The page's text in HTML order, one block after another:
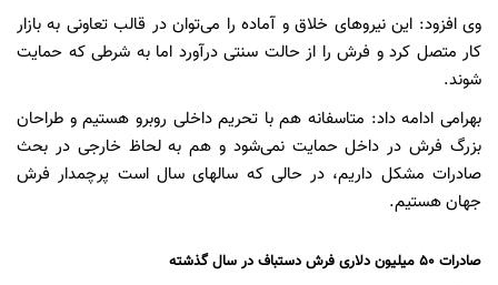
وی افزود: این نیروهای خلاق و آماده را می‌توان در قالب تعاونی به بازار
کار متصل کرد و فرش را از حالت سنتی درآورد اما به شرطی که حمایت
شوند.
بهرامی ادامه داد: متاسفانه هم با تحریم داخلی روبرو هستیم و طراحان
بزرگ فرش در داخل حمایت نمی‌شود و هم به لحاظ خارجی در بحث
صادرات مشکل داریم، در حالی که سالهای سال است پرچمدار فرش
جهان هستیم.
صادرات ۵۰ میلیون دلاری فرش دستباف در سال گذشته